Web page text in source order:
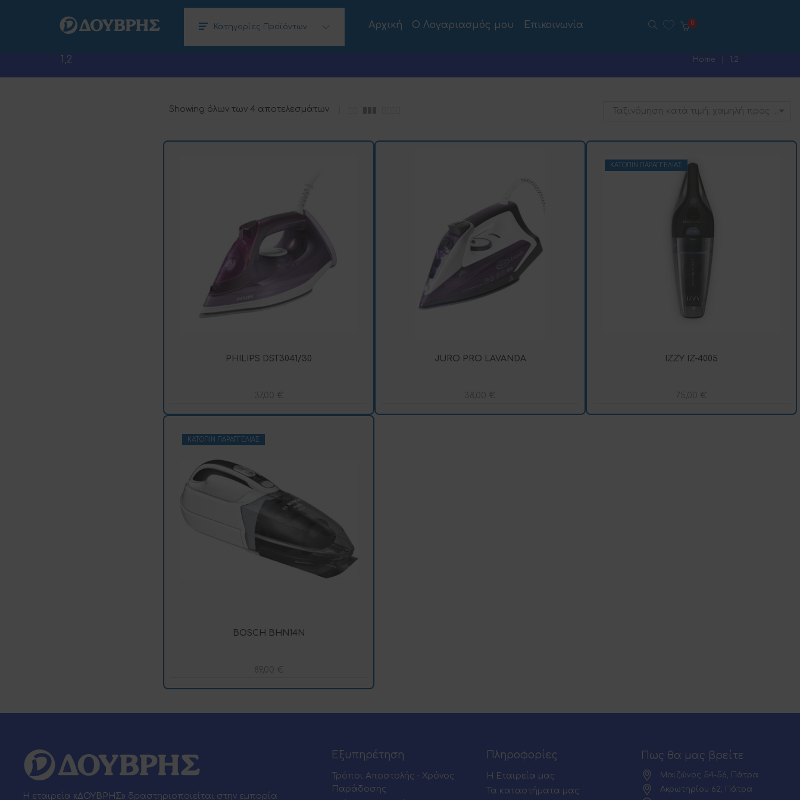
Κατηγορίες Προϊόντων Αρχική Ο Λογαριασμός μου Επικοινωνία
1,2 Home 1,2
Showing όλων των 4 αποτελεσμάτων
PHILIPS DST3041/30
37,00 €
JURO PRO LAVANDA
38,00 €
ΚΑΤΌΠΙΝ ΠΑΡΑΓΓΕΛΊΑΣ
IZZY IZ-4005
75,00 €
ΚΑΤΌΠΙΝ ΠΑΡΑΓΓΕΛΊΑΣ
BOSCH BHN14Ν
89,00 €
Η εταιρεία «ΔΟΥΒΡΗΣ» δραστηριοποιείται στην εμπορία
Εξυπηρέτηση
Τρόποι Αποστολής - Χρόνος
Παράδοσης
Πληροφορίες
Η Εταιρεία μας
Τα καταστήματα μας
Πως θα μας βρείτε
Μαιζώνος 54-56, Πάτρα
Ακρωτηρίου 62, Πάτρα